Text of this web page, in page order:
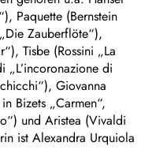
Paquette (Bernstein
Zauberflöte“),
Tisbe (Rossini „La
„L’incoronazione di
Giovanna
Bizets „Carmen“,
und Aristea (Vivaldi
ist Alexandra Urquiola